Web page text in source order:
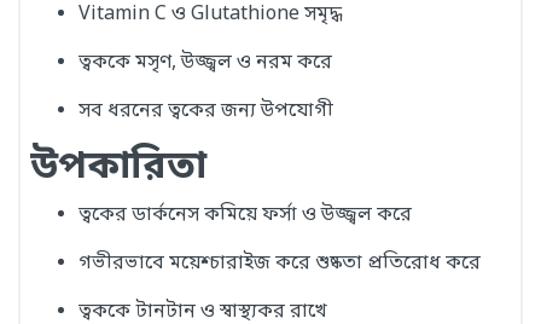
Vitamin C ও Glutathione সমৃদ্ধ
ত্বককে মসৃণ, উজ্জ্বল ও নরম করে
সব ধরনের ত্বকের জন্য উপযোগী
উপকারিতা
ত্বকের ডার্কনেস কমিয়ে ফর্সা ও উজ্জ্বল করে
গভীরভাবে ময়েশ্চারাইজ করে শুষ্কতা প্রতিরোধ করে
ত্বককে টানটান ও স্বাস্থ্যকর রাখে